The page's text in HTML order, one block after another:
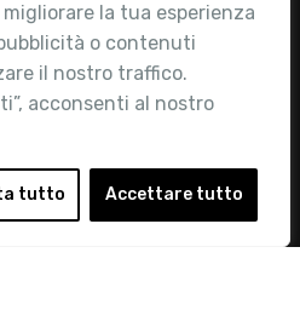
la tua esperienza
o contenuti
il nostro traffico.
acconsenti al nostro
tutto Accettare tutto